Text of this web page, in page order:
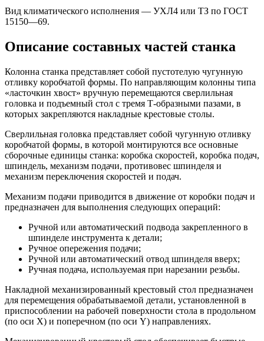
Вид климатического исполнения — УХЛ4 или ТЗ по ГОСТ
15150—69.
Описание составных частей станка
Колонна станка представляет собой пустотелую чугунную
отливку коробчатой формы. По направляющим колонны типа
«ласточкин хвост» вручную перемещаются сверлильная
головка и подъемный стол с тремя Т-образными пазами, в
которых закрепляются накладные крестовые столы.
Сверлильная головка представляет собой чугунную отливку
коробчатой формы, в которой монтируются все основные
сборочные единицы станка: коробка скоростей, коробка подач,
шпиндель, механизм подачи, противовес шпинделя и
механизм переключения скоростей и подач.
Механизм подачи приводится в движение от коробки подач и
предназначен для выполнения следующих операций:
Ручной или автоматический подвода закрепленного в
шпинделе инструмента к детали;
Ручное опережения подачи;
Ручной или автоматический отвод шпинделя вверх;
Ручная подача, используемая при нарезании резьбы.
Накладной механизированный крестовый стол предназначен
для перемещения обрабатываемой детали, установленной в
приспособлении на рабочей поверхности стола в продольном
(по оси X) и поперечном (по оси Y) направлениях.